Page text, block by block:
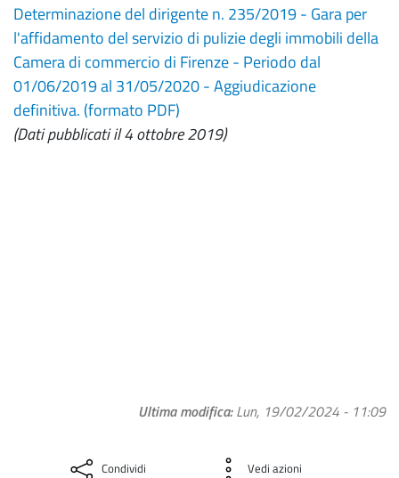
Determinazione del dirigente n. 235/2019 - Gara per
l'affidamento del servizio di pulizie degli immobili della
Camera di commercio di Firenze - Periodo dal
01/06/2019 al 31/05/2020 - Aggiudicazione
definitiva. (formato PDF)
(Dati pubblicati il 4 ottobre 2019)
Ultima modifica Lun, 19/02/2024 - 11:09
Condividi Vedi azioni